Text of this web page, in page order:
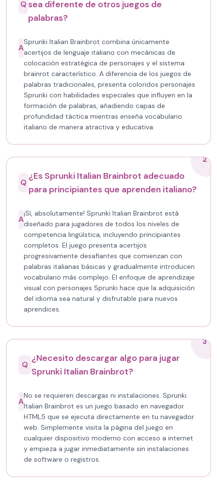
Qsea diferente de otros juegos de
palabras?
A
Sprunki Italian Brainbrot combina únicamente
acertijos de lenguaje italiano con mecánicas de
colocación estratégica de personajes y el sistema
brainrot característico. A diferencia de los juegos de
palabras tradicionales, presenta coloridos personajes
Sprunki con habilidades especiales que influyen en la
formación de palabras, añadiendo capas de
profundidad táctica mientras enseña vocabulario
italiano de manera atractiva y educativa.
2
Q
¿Es Sprunki Italian Brainbrot adecuado
para principiantes que aprenden italiano?
A
¡Sí, absolutamente! Sprunki Italian Brainbrot está
diseñado para jugadores de todos los niveles de
competencia lingüística, incluyendo principiantes
completos. El juego presenta acertijos
progresivamente desafiantes que comienzan con
palabras italianas básicas y gradualmente introducen
vocabulario más complejo. El enfoque de aprendizaje
visual con personajes Sprunki hace que la adquisición
del idioma sea natural y disfrutable para nuevos
aprendices.
3
Q
¿Necesito descargar algo para jugar
Sprunki Italian Brainbrot?
A
No se requieren descargas ni instalaciones. Sprunki
Italian Brainbrot es un juego basado en navegador
HTML5 que se ejecuta directamente en tu navegador
web. Simplemente visita la página del juego en
cualquier dispositivo moderno con acceso a internet
y empieza a jugar inmediatamente sin instalaciones
de software o registros.